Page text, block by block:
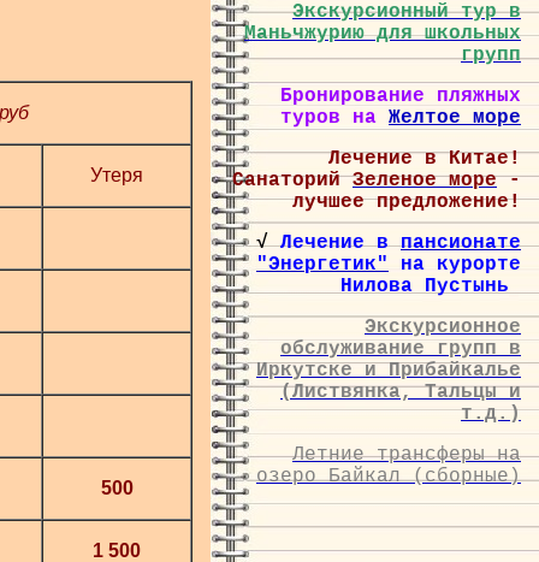
Утеря
500
1 500
Экскурсионный тур в
Маньчжурию для школьных
групп
Бронирование пляжных
туров на Желтое море
Лечение в Китае!
СанаторийЗеленое море-
лучшее предложение!
√ Лечение впансионате
"Энергетик"
на курорте
Нилова Пустынь
Экскурсионное
обслуживание групп в
Иркутске и Прибайкалье
(Листвянка, Тальцы и
т.д.)
Летние трансферы на
озеро Байкал (сборные)